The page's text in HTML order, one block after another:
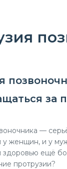
за
—
женщин, и у
здоровью ещё
протрузии?